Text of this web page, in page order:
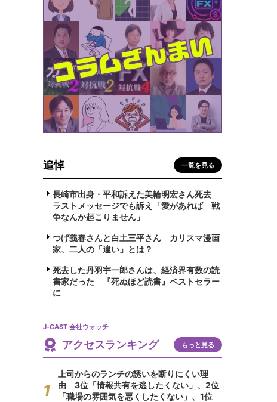
追悼 一覧を見る
長崎市出身・平和訴えた美輪明宏さん死去
ラストメッセージでも訴え「愛があれば 戦
争なんか起こりません」
つげ義春さんと白土三平さん カリスマ漫画
家、二人の「違い」とは？
死去した丹羽宇一郎さんは、経済界有数の読
書家だった 『死ぬほど読書』ベストセラー
に
J-CAST 会社ウォッチ
アクセスランキング もっと見る
上司からのランチの誘いを断りにくい理
由 3位「情報共有を逃したくない」、2位
「職場の雰囲気を悪くしたくない」、1位